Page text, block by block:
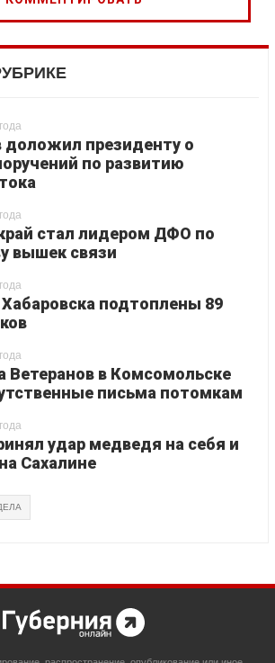
доложил президенту о
по развитию
стал лидером ДФО по
вышек связи
Хабаровска подтоплены 89
в Комсомольске
письма потомкам
удар медведя на себя и
Сахалине